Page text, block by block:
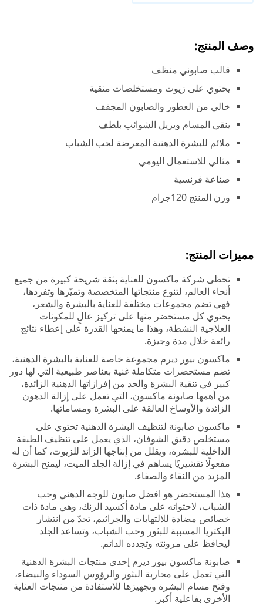
وصف المنتج:
قالب صابوني منظف
يحتوي على زيوت ومستخلصات منقية
خالي من العطور والصابون المجفف
ينقي المسام ويزيل الشوائب بلطف
ملائم للبشرة الدهنية المعرضة لحب الشباب
مثالي للاستعمال اليومي
صناعة فرنسية
وزن المنتج 120جرام
مميزات المنتج:
تحظى شركة ماكسون للعناية بثقة شريحة كبيرة من جميع
أنحاء العالم، لتنوع منتجاتها المتخصصة وتميّزها وتفردها،
فهي تضم مجموعات مختلفة للعناية بالبشرة والشعر،
يحتوي كل مستحضر منها على تركيز عالٍ للمكونات
العلاجية النشطة، وهذا ما يمنحها القدرة على إعطاء نتائج
رائعة خلال مدة وجيزة.
ماكسون بيور ديرم مجموعة خاصة للعناية بالبشرة الدهنية،
تضم مستحضرات متكاملة غنية بعناصر طبيعية التي لها دور
كبير في تنقية البشرة والحد من إفرازاتها الدهنية الزائدة،
من أهمها صابونة ماكسون، التي تعمل على إزالة الدهون
الزائدة والأوساخ العالقة على البشرة ومساماتها.
ماكسون صابونة لتنظيف البشرة الدهنية تحتوي على
مستخلص دقيق الشوفان، الذي يعمل على تنظيف الطبقة
الداخلية للبشرة، ويقلل من إنتاجها الزائد للزيوت، كما أن له
مفعولًا تقشيريًا يساهم في إزالة الجلد الميت، ليمنح البشرة
المزيد من النقاء والصفاء.
هذا المستحضر هو افضل صابون للوجه الدهني وحب
الشباب، لاحتوائه على مادة أكسيد الزنك، وهي مادة ذات
خصائص مضادة للالتهابات والجراثيم، تحدّ من انتشار
البكتريا المسببة للبثور وحب الشباب، وتساعد الجلد
ليحافظ على مرونته وتجدده الدائم.
صابونة ماكسون بيور ديرم إحدى منتجات البشرة الدهنية
التي تعمل على محاربة البثور والرؤوس السوداء والبيضاء،
وفتح مسام البشرة وتجهيزها للاستفادة من منتجات العناية
الأخرى بفاعلية أكبر.